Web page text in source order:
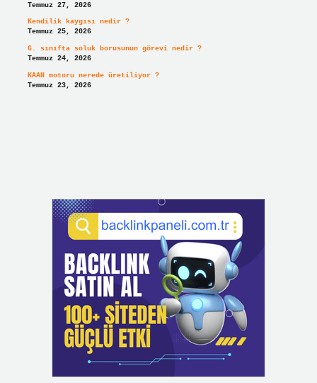
Temmuz 27, 2026
Kendilik kaygısı nedir ?
Temmuz 25, 2026
6. sınıfta soluk borusunun görevi nedir ?
Temmuz 24, 2026
KAAN motoru nerede üretiliyor ?
Temmuz 23, 2026